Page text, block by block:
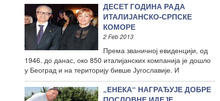
ДЕСЕТ ГОДИНА РАДА
ИТАЛИЈАНСКО-СРПСКЕ
КОМОРЕ
2 Feb 2013
Према званичној евиденцији, од
1946. до данас, око 850 италијанских компанија је дошло
у Београд и на територију бивше Југославије. И
„ЕНЕКА“ НАГРАЂУЈЕ ДОБРЕ